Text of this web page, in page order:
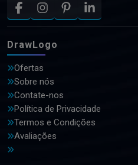
DrawLogo
Ofertas
Sobre nós
Contate-nos
Política de Privacidade
Termos e Condições
Avaliações